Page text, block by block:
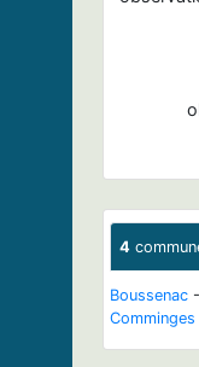
4
Boussenac -
Comminges